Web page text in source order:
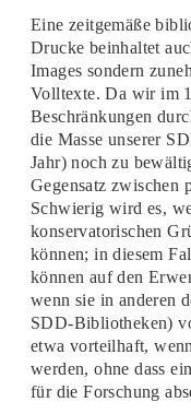
Eine zeitgemäße
Drucke beinhaltet
Images sondern
Volltexte. Da wir im
Beschränkungen
die Masse unserer
Jahr) noch zu
Gegensatz zwischen
Schwierig wird es,
konservatorischen
können; in diesem
können auf den
wenn sie in anderen
SDD-Bibliotheken)
etwa vorteilhaft,
werden, ohne dass
für die Forschung